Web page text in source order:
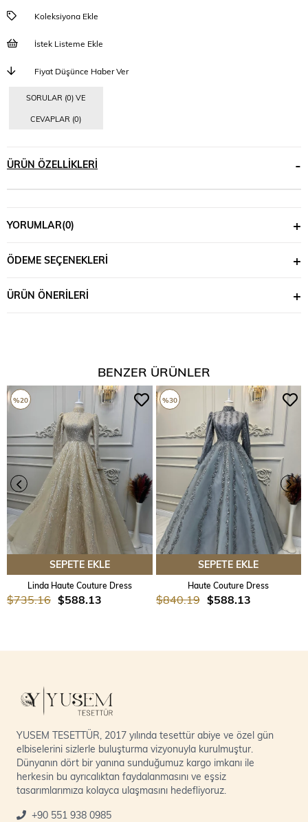
Koleksiyona Ekle
İstek Listeme Ekle
Fiyat Düşünce Haber Ver
SORULAR (0) VE
CEVAPLAR (0)
ÜRÜN ÖZELLIKLERI
YORUMLAR(0)
ÖDEME SEÇENEKLERI
ÜRÜN ÖNERILERI
BENZER ÜRÜNLER
SEPETE EKLE
Linda Haute Couture Dress
$588.13
$735.16
%20
SEPETE EKLE
Haute Couture Dress
$588.13
$840.19
%30
YUSEM TESETTÜR, 2017 yılında tesettür abiye ve özel gün
elbiselerini sizlerle buluşturma vizyonuyla kurulmuştur.
Dünyanın dört bir yanına sunduğumuz kargo imkanı ile
herkesin bu ayrıcalıktan faydalanmasını ve eşsiz
tasarımlarımıza kolayca ulaşmasını hedefliyoruz.
+90 551 938 0985